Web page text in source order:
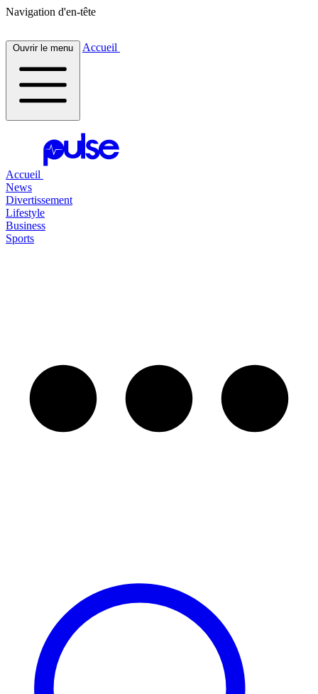
Navigation d'en-tête
Ouvrir le menu Accueil
Accueil
News
Divertissement
Lifestyle
Business
Sports